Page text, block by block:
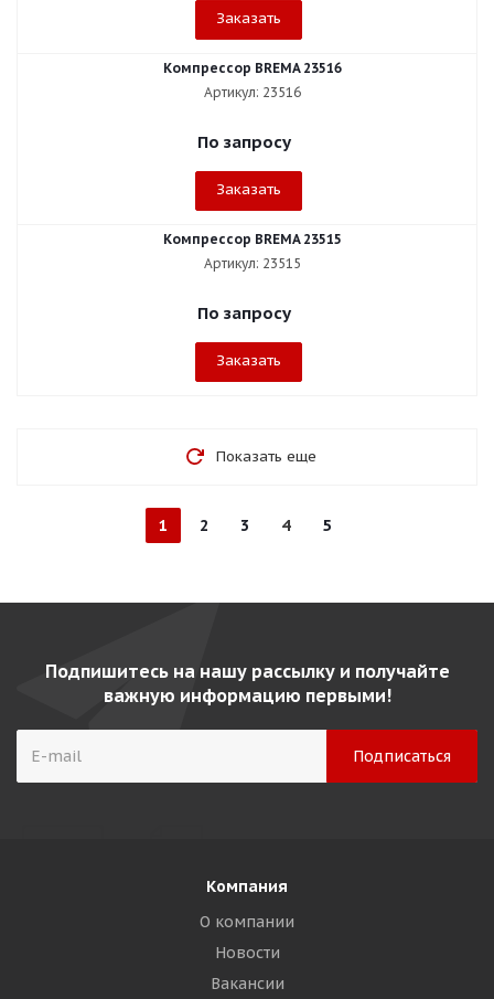
Заказать
Компрессор BREMA 23516
Артикул: 23516
По запросу
Заказать
Компрессор BREMA 23515
Артикул: 23515
По запросу
Заказать
Показать еще
1 2 3 4 5
Подпишитесь на нашу рассылку и получайте
важную информацию первыми!
Компания
О компании
Новости
Вакансии